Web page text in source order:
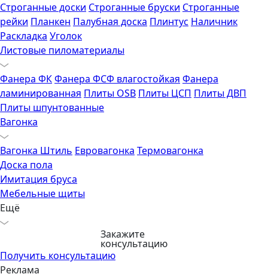
Строганные доски Строганные бруски Строганные
рейки Планкен Палубная доска Плинтус Наличник
Раскладка Уголок
Листовые пиломатериалы
Фанера ФКФанера ФСФ влагостойкая Фанера
ламинированная Плиты OSB Плиты ЦСП Плиты ДВП
Плиты шпунтованные
Вагонка
Вагонка Штиль Евровагонка Термовагонка
Доска пола
Имитация бруса
Мебельные щиты
Ещё
Закажите
консультацию
Получить консультацию
Реклама